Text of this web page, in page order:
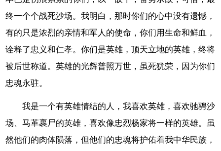
终一个个战死沙场。我明白，那时你们的心中没有遗憾，
有的只是浓烈的亲情和军人的使命，你们用生命和鲜血，
诠释了忠义和仁孝。你们是英雄，顶天立地的英雄，终将
被后世称道。英雄的光辉普照万世，虽死犹荣，因为你们
忠魂永驻。
我是一个有英雄情结的人，我喜欢英雄，喜欢驰骋沙
场、马革裹尸的英雄，喜欢像忠烈杨家将一样的英雄。虽
然他们的肉体陨落，但他们的忠魂将护佑着我中华民族，